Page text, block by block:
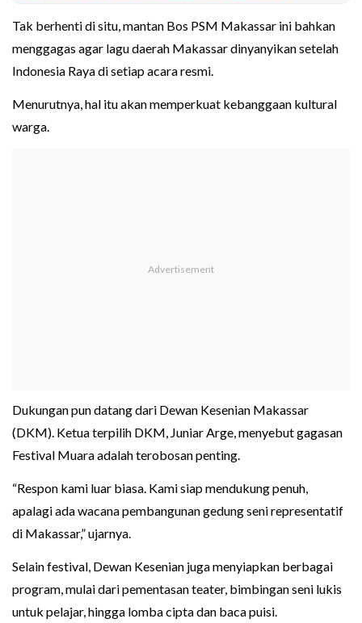
Tak berhenti di situ, mantan Bos PSM Makassar ini bahkan
menggagas agar lagu daerah Makassar dinyanyikan setelah
Indonesia Raya di setiap acara resmi.
Menurutnya, hal itu akan memperkuat kebanggaan kultural
warga.
Dukungan pun datang dari Dewan Kesenian Makassar
(DKM). Ketua terpilih DKM, Juniar Arge, menyebut gagasan
Festival Muara adalah terobosan penting.
“Respon kami luar biasa. Kami siap mendukung penuh,
apalagi ada wacana pembangunan gedung seni representatif
di Makassar,” ujarnya.
Selain festival, Dewan Kesenian juga menyiapkan berbagai
program, mulai dari pementasan teater, bimbingan seni lukis
untuk pelajar, hingga lomba cipta dan baca puisi.